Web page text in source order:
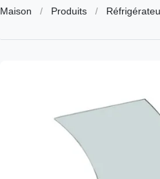
Maison / Produits /